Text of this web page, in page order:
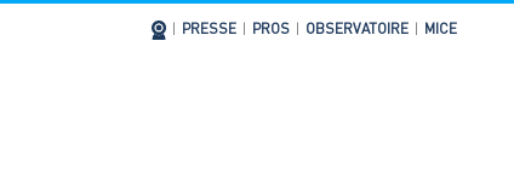
PRESSE PROS OBSERVATOIRE MICE